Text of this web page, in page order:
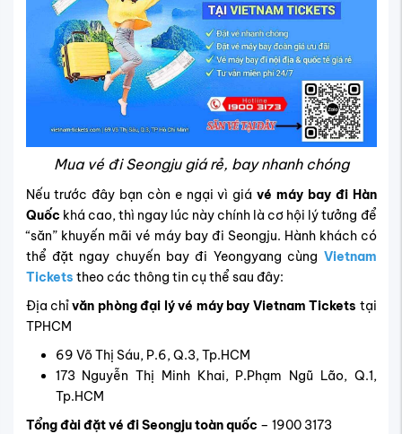
Mua vé đi Seongju giá rẻ, bay nhanh chóng
Nếu trước đây bạn còn e ngại vì giávé máy bay đi Hàn
Quốc khá cao, thì ngay lúc này chính là cơ hội lý tưởng để
“săn” khuyến mãi vé máy bay đi Seongju. Hành khách có
thể đặt ngay chuyến bay đi Yeongyang cùng Vietnam
Tickets theo các thông tin cụ thể sau đây:
Địa chỉvăn phòng đại lý vé máy bay Vietnam Tickets tại
TPHCM
69 Võ Thị Sáu, P.6, Q.3, Tp.HCM
173 Nguyễn Thị Minh Khai, P.Phạm Ngũ Lão, Q.1,
Tp.HCM
Tổng đài đặt vé đi Seongju toàn quốc – 1900 3173